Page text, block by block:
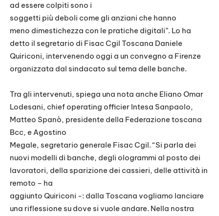
ad essere colpiti sono i
soggetti più deboli come gli anziani che hanno
meno dimestichezza con le pratiche digitali”. Lo ha
detto il segretario di Fisac Cgil Toscana Daniele
Quiriconi, intervenendo oggi a un convegno a Firenze
organizzata dal sindacato sul tema delle banche.
Tra gli intervenuti, spiega una nota anche Eliano Omar
Lodesani, chief operating officier Intesa Sanpaolo,
Matteo Spanò, presidente della Federazione toscana
Bcc, e Agostino
Megale, segretario generale Fisac Cgil. “Si parla dei
nuovi modelli di banche, degli ologrammi al posto dei
lavoratori, della sparizione dei cassieri, delle attività in
remoto – ha
aggiunto Quiriconi -: dalla Toscana vogliamo lanciare
una riflessione su dove si vuole andare. Nella nostra